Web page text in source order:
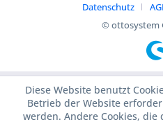
Datenschutz
© ottosystem
Diese Website benutzt
Betrieb der Website
werden. Andere Cookies,